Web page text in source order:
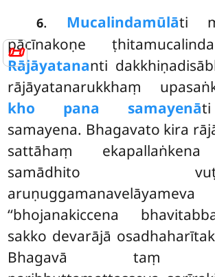
📜
6. Mucalindamūlāti
pācīnakoṇe
Rājāyatananti
rājāyatanarukkhaṃ
kho pana samayenā
samayena. Bhagavato kira
sattāhaṃ ekapallaṅkena
samādhito
aruṇuggamanavelāyameva
‘‘bhojanakiccena
sakko devarājā
Bhagavā taṃ